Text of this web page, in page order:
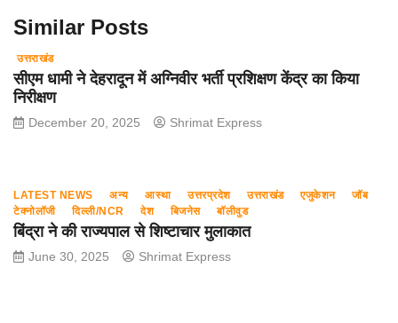
k
Similar Posts
उत्तराखंड
सीएम धामी ने देहरादून में अग्निवीर भर्ती प्रशिक्षण केंद्र का किया
निरीक्षण
December 20, 2025 Shrimat Express
LATEST NEWS अन्य आस्था उत्तरप्रदेश उत्तराखंड एजुकेशन
जॉब
टेक्नोलॉजी
दिल्ली/NCR देश बिजनेस बॉलीवुड
बिंद्रा ने की राज्यपाल से शिष्टाचार मुलाकात
June 30, 2025 Shrimat Express